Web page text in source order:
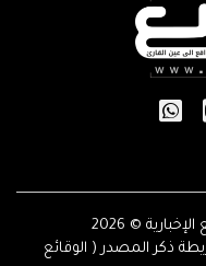
© 2026
ذكر المصدر ( الوقائع